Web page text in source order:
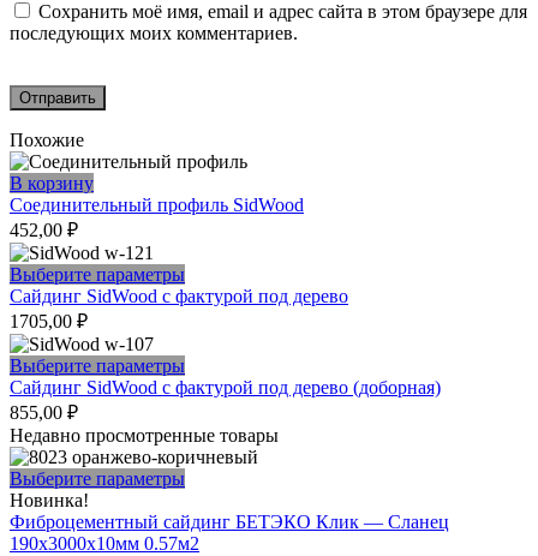
Сохранить моё имя, email и адрес сайта в этом браузере для
последующих моих комментариев.
Похожие
В корзину
Соединительный профиль SidWood
452,00 ₽
Выберите параметры
товар
вариаций.
Опции
можно
на
странице
товара.
Сайдинг SidWood с фактурой под дерево
1705,00 ₽
Выберите параметры
товар
несколько
вариаций.
Опции
можно
выбрать
на
Сайдинг SidWood с фактурой под дерево (доборная)
855,00 ₽
Недавно просмотренные товары
Выберите параметры
имеет
несколько
Новинка!
Фиброцементный сайдинг БЕТЭКО Клик — Сланец
190х3000х10мм 0.57м2